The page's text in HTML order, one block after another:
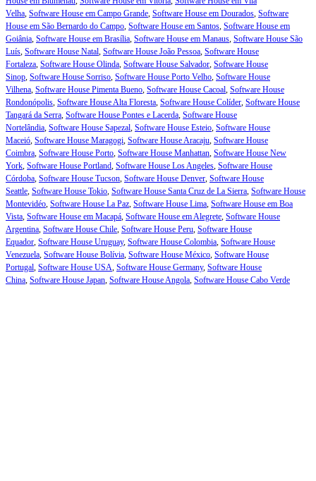
Velha, Software House em Campo Grande, Software House em Dourados, Software
House em São Bernardo do Campo, Software House em Santos, Software House em
Goiânia, Software House em Brasília, Software House em Manaus, Software House São
Luís, Software House Natal, Software House João Pessoa, Software House
Fortaleza, Software House Olinda, Software House Salvador, Software House
Sinop, Software House Sorriso, Software House Porto Velho, Software House
Vilhena, Software House Pimenta Bueno, Software House Cacoal, Software House
Rondonópolis, Software House Alta Floresta, Software House Colíder, Software House
Tangará da Serra, Software House Pontes e Lacerda, Software House
Nortelândia, Software House Sapezal, Software House Esteio, Software House
Maceió, Software House Maragogi, Software House Aracaju, Software House
Coimbra, Software House Porto, Software House Manhattan, Software House New
York, Software House Portland, Software House Los Angeles, Software House
Córdoba, Software House Tucson, Software House Denver, Software House
Seattle, Software House Tokio, Software House Santa Cruz de La Sierra, Software House
Montevidéo, Software House La Paz, Software House Lima, Software House em Boa
Vista, Software House em Macapá, Software House em Alegrete, Software House
Argentina, Software House Chile, Software House Peru, Software House
Equador, Software House Uruguay, Software House Colombia, Software House
Venezuela, Software House Bolívia, Software House México, Software House
Portugal, Software House USA, Software House Germany, Software House
China, Software House Japan, Software House Angola, Software House Cabo Verde